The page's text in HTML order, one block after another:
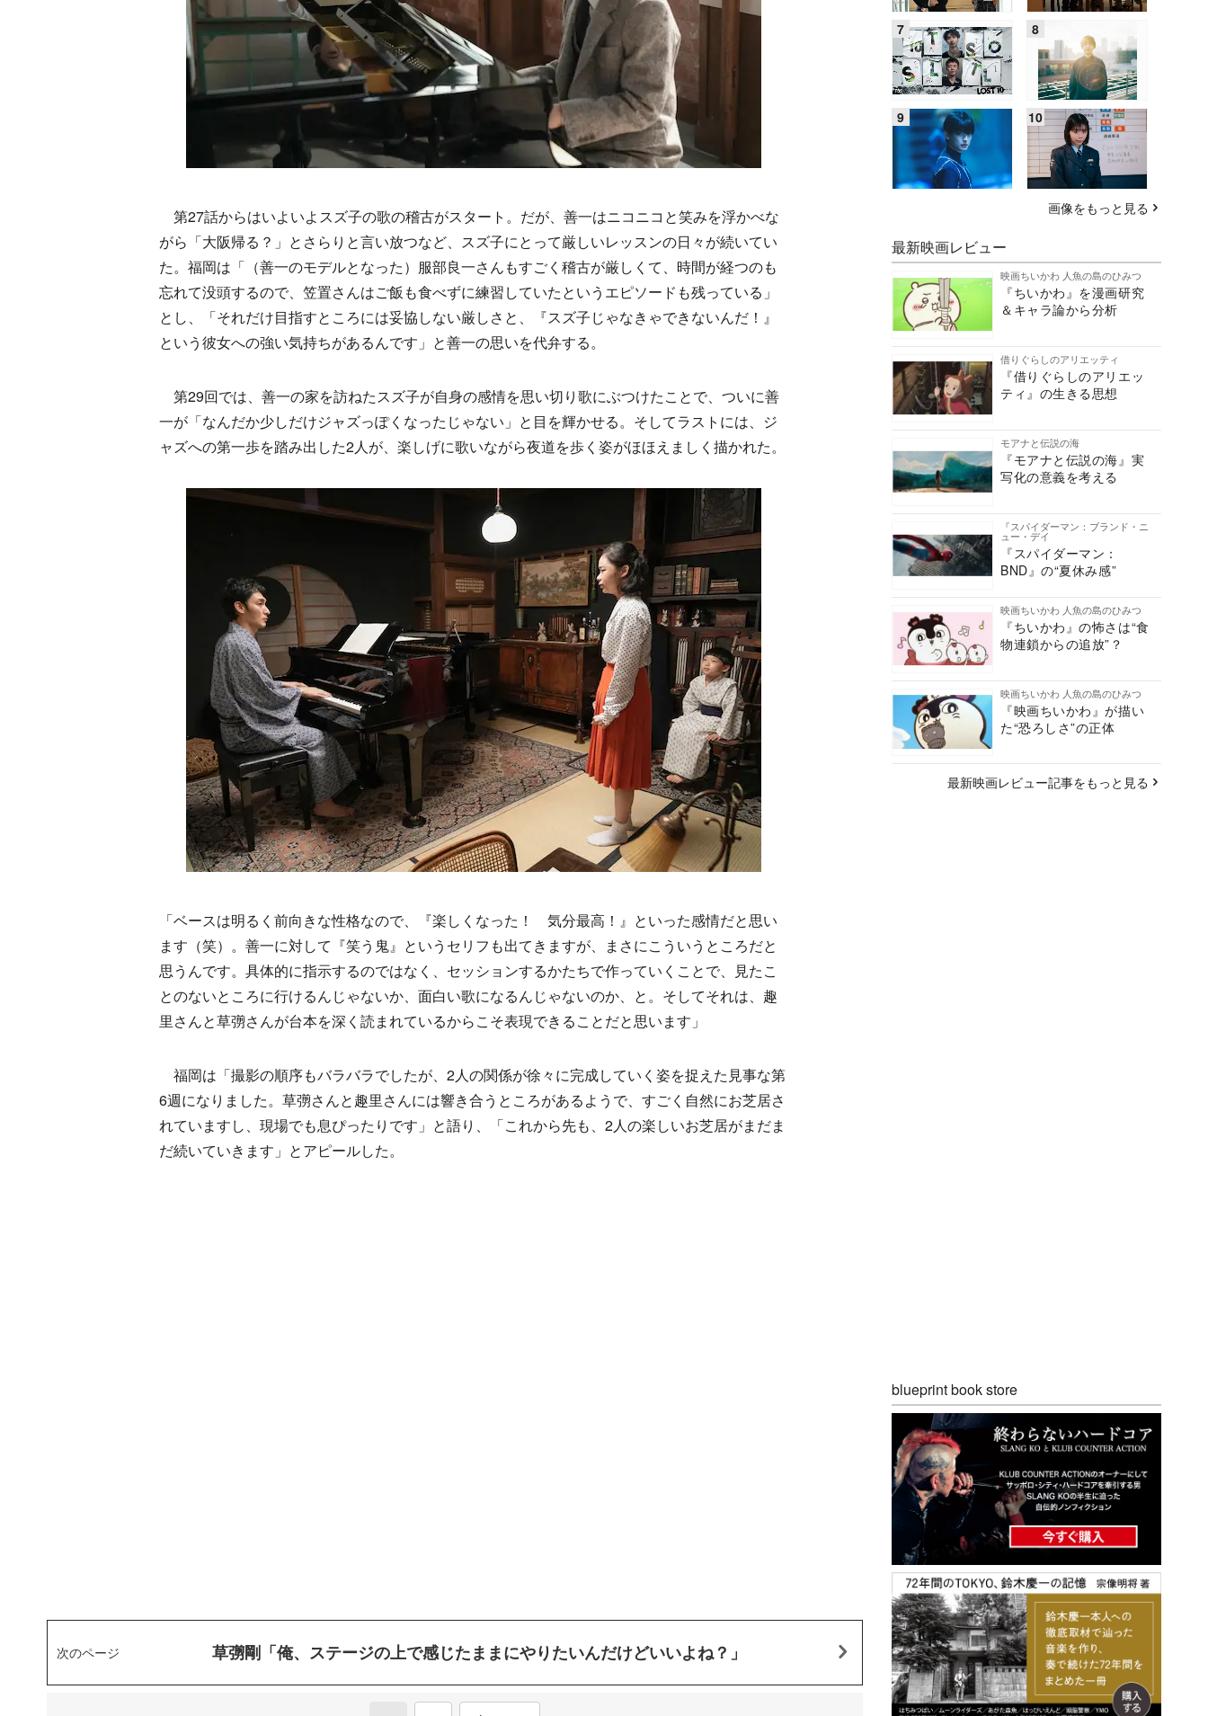
第27話からはいよいよスズ子の歌の稽古がスタート。だが、善一はニコニコと笑みを浮かべな
がら「大阪帰る？」とさらりと言い放つなど、スズ子にとって厳しいレッスンの日々が続いてい
た。福岡は「（善一のモデルとなった）服部良一さんもすごく稽古が厳しくて、時間が経つのも
忘れて没頭するので、笠置さんはご飯も食べずに練習していたというエピソードも残っている」
とし、「それだけ目指すところには妥協しない厳しさと、『スズ子じゃなきゃできないんだ！』
という彼女への強い気持ちがあるんです」と善一の思いを代弁する。
第29回では、善一の家を訪ねたスズ子が自身の感情を思い切り歌にぶつけたことで、ついに善
一が「なんだか少しだけジャズっぽくなったじゃない」と目を輝かせる。そしてラストには、ジ
ャズへの第一歩を踏み出した2人が、楽しげに歌いながら夜道を歩く姿がほほえましく描かれた。
「ベースは明るく前向きな性格なので、『楽しくなった！ 気分最高！』といった感情だと思い
ます（笑）。善一に対して『笑う鬼』というセリフも出てきますが、まさにこういうところだと
思うんです。具体的に指示するのではなく、セッションするかたちで作っていくことで、見たこ
とのないところに行けるんじゃないか、面白い歌になるんじゃないのか、と。そしてそれは、趣
里さんと草彅さんが台本を深く読まれているからこそ表現できることだと思います」
福岡は「撮影の順序もバラバラでしたが、2人の関係が徐々に完成していく姿を捉えた見事な第
6週になりました。草彅さんと趣里さんには響き合うところがあるようで、すごく自然にお芝居さ
れていますし、現場でも息ぴったりです」と語り、「これから先も、2人の楽しいお芝居がまだま
だ続いていきます」とアピールした。
次のページ 草彅剛「俺、ステージの上で感じたままにやりたいんだけどいいよね？」
画像をもっと見る
最新映画レビュー
映画ちいかわ 人魚の島のひみつ
『ちいかわ』を漫画研究
＆キャラ論から分析
借りぐらしのアリエッティ
『借りぐらしのアリエッ
ティ』の生きる思想
モアナと伝説の海
『モアナと伝説の海』実
写化の意義を考える
『スパイダーマン：ブランド・ニ
ュー・デイ
『スパイダーマン：
BND』の“夏休み感”
映画ちいかわ 人魚の島のひみつ
『ちいかわ』の怖さは“食
物連鎖からの追放”？
映画ちいかわ 人魚の島のひみつ
『映画ちいかわ』が描い
た“恐ろしさ”の正体
最新映画レビュー記事をもっと見る
blueprint book store